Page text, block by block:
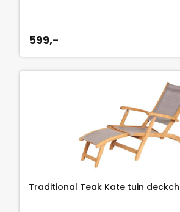
599,-
Traditional Teak Kate tuin